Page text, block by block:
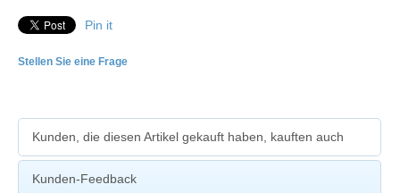
Pin it
Stellen Sie eine Frage
Kunden, die diesen Artikel gekauft haben, kauften auch
Kunden-Feedback